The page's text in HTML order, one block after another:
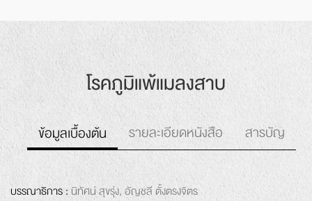
โรคภูมิแพ้แมลงสาบ
ข้อมูลเบื้องต้น รายละเอียดหนังสือ สารบัญ
บรรณาธิการ : นิทัศน์สุขรุ่ง,อัญชลี ตั้งตรงจิตร